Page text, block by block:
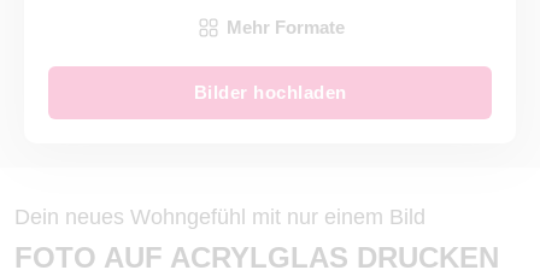
Mehr Formate
Bilder hochladen
Dein neues Wohngefühl mit nur einem Bild
FOTO AUF ACRYLGLAS DRUCKEN